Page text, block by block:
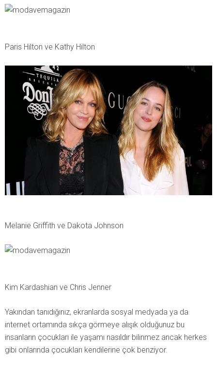
Paris Hilton ve Kathy Hilton
Melanie Griffith ve Dakota Johnson
Kim Kardashian ve Chris Jenner
Yakından tanıdığınız, ekranlarda sosyal medyada ya da
internet ortamında sıkça görmeye alışık olduğunuz bu
insanların çocukları ile yaşamı nasıldır bilinmez ancak herkes
gibi onlarında çocukları kendilerine çok benziyor.